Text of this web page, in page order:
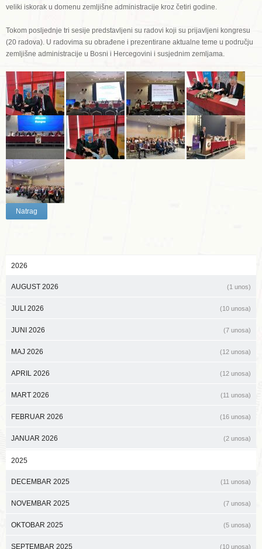
veliki iskorak u domenu zemljišne administracije kroz četiri godine.
Tokom posljednje tri sesije predstavljeni su radovi koji su prijavljeni kongresu
(20 radova). U radovima su obrađene i prezentirane aktualne teme u području
zemljišne administracije u Bosni i Hercegovini i susjednim zemljama.
Natrag
2026
AUGUST 2026 (1 unos)
JULI 2026 (10 unosa)
JUNI 2026 (7 unosa)
MAJ 2026 (12 unosa)
APRIL 2026 (12 unosa)
MART 2026 (11 unosa)
FEBRUAR 2026 (16 unosa)
JANUAR 2026 (2 unosa)
2025
DECEMBAR 2025 (11 unosa)
NOVEMBAR 2025 (7 unosa)
OKTOBAR 2025 (5 unosa)
SEPTEMBAR 2025 (10 unosa)